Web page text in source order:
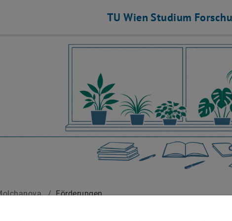
TU Wien Studium
/ Förderungen